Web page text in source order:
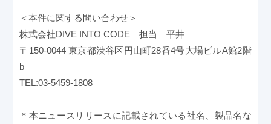
＜本件に関する問い合わせ＞
株式会社DIVE INTO CODE 担当 平井
〒150-0044 東京都渋谷区円山町28番4号大場ビルA館2階
b
TEL:03-5459-1808
＊本ニュースリリースに記載されている社名、製品名な